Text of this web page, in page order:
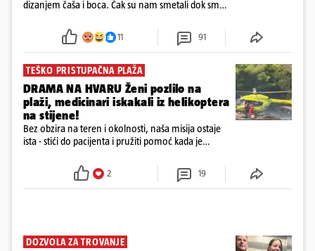
dizanjem čaša i boca. Čak su nam smetali dok smo
požar, rekao je vlasnik
11 91
TEŠKO PRISTUPAČNA PLAŽA
DRAMA NA HVARU Ženi pozlilo na
plaži, medicinari iskakali iz helikoptera
na stijene!
Bez obzira na teren i okolnosti, naša misija ostaje
ista - stići do pacijenta i pružiti pomoć kada je
2 19
DOZVOLA ZA TROVANJE